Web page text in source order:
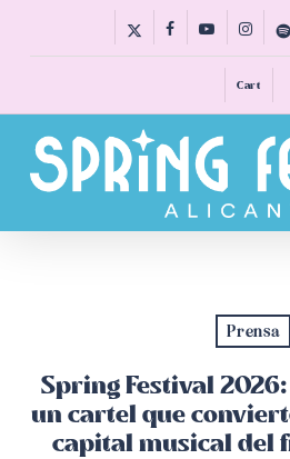
x-
facebookyoutubeinstagram
Cart
Prensa
Spring Festival
un cartel que
capital musical del